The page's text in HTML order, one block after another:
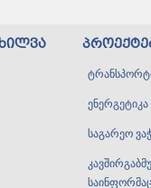
ენერგეტიკა
საგარეო